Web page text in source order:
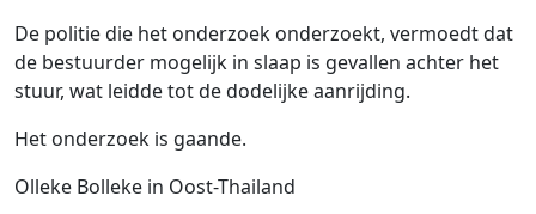
De politie die het onderzoek onderzoekt, vermoedt dat
de bestuurder mogelijk in slaap is gevallen achter het
stuur, wat leidde tot de dodelijke aanrijding.
Het onderzoek is gaande.
Olleke Bolleke in Oost-Thailand